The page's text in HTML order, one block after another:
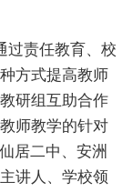
责任教育、校
方式提高教师
研组互助合作
师教学的针对
居二中、安洲
讲人、学校领